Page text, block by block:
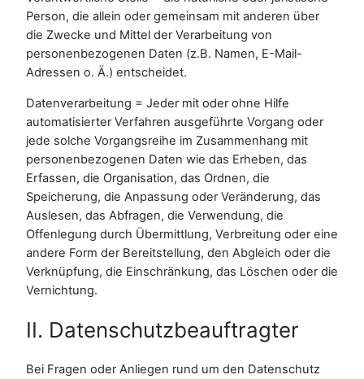
Person, die allein oder gemeinsam mit anderen über
die Zwecke und Mittel der Verarbeitung von
personenbezogenen Daten (z.B. Namen, E-Mail-
Adressen o. Ä.) entscheidet.
Datenverarbeitung = Jeder mit oder ohne Hilfe
automatisierter Verfahren ausgeführte Vorgang oder
jede solche Vorgangsreihe im Zusammenhang mit
personenbezogenen Daten wie das Erheben, das
Erfassen, die Organisation, das Ordnen, die
Speicherung, die Anpassung oder Veränderung, das
Auslesen, das Abfragen, die Verwendung, die
Offenlegung durch Übermittlung, Verbreitung oder eine
andere Form der Bereitstellung, den Abgleich oder die
Verknüpfung, die Einschränkung, das Löschen oder die
Vernichtung.
II. Datenschutzbeauftragter
Bei Fragen oder Anliegen rund um den Datenschutz